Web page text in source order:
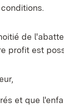
de
profit est
et que